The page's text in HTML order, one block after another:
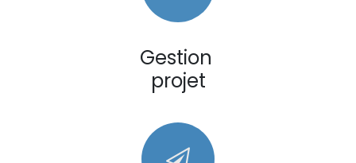
Gestion
projet